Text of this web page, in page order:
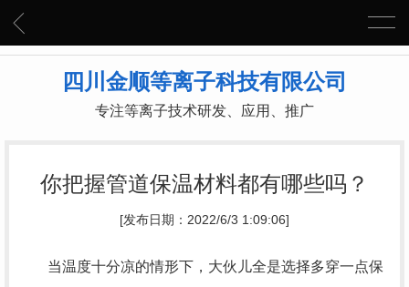
四川金顺等离子科技有限公司
专注等离子技术研发、应用、推广
你把握管道保温材料都有哪些吗？
[发布日期：2022/6/3 1:09:06]
当温度十分凉的情形下，大伙儿全是选择多穿一点保